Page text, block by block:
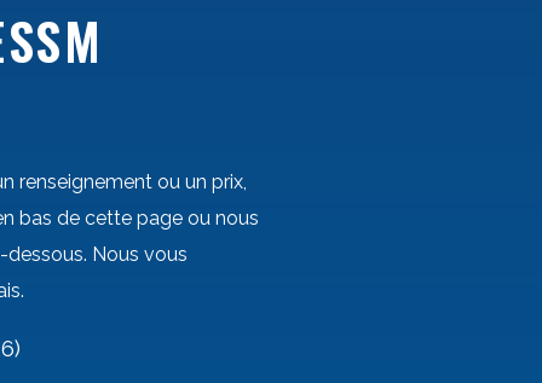
renseignement ou un prix,
bas de cette page ou nous
Nous vous